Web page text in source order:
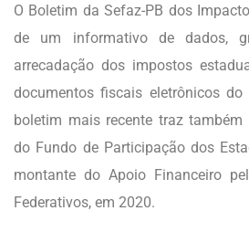
O Boletim da Sefaz-PB dos
de um informativo de dados,
arrecadação dos impostos
documentos fiscais eletrônicos
boletim mais recente traz
do Fundo de Participação dos
montante do Apoio Financeiro
Federativos, em 2020.